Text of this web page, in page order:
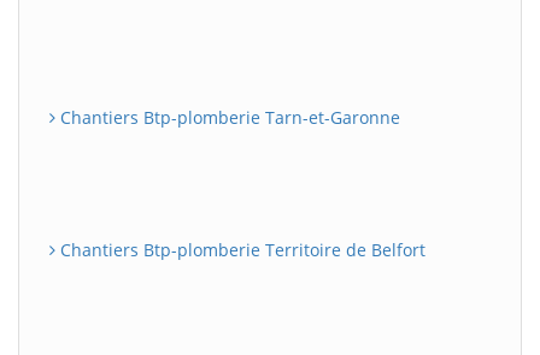
Chantiers Btp-plomberie Tarn-et-Garonne
Chantiers Btp-plomberie Territoire de Belfort